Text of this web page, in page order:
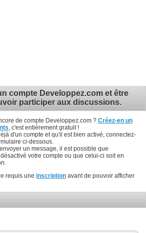
compte Developpez.com et être
participer aux discussions.
de compte Developpez.com ? Créez-en un
, c'est entièrement gratuit !
d'un compte et qu'il est bien activé, connectez-
ci-dessous.
un message, il est possible que
votre compte ou que celui-ci soit en
requis une inscription avant de pouvoir afficher